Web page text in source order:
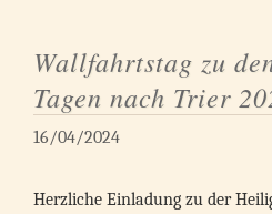
Wallfahrtstag zu
Tagen nach Trier
16/04/2024
Herzliche Einladung zu der